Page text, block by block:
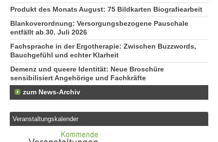
Produkt des Monats August: 75 Bildkarten Biografiearbeit
Blankoverordnung: Versorgungsbezogene Pauschale
entfällt ab 30. Juli 2026
Fachsprache in der Ergotherapie: Zwischen Buzzwords,
Bauchgefühl und echter Klarheit
Demenz und queere Identität: Neue Broschüre
sensibilisiert Angehörige und Fachkräfte
zum News-Archiv
Veranstaltungskalender